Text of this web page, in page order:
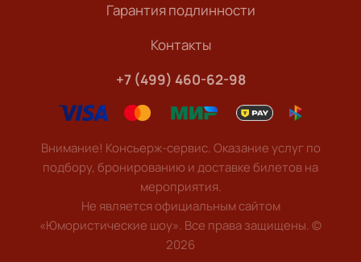
Гарантия подлинности
Контакты
+7 (499) 460-62-98
Внимание! Консьерж-сервис. Оказание услуг по
подбору, бронированию и доставке билетов на
мероприятия.
Не является официальным сайтом
«Юмористические шоу». Все права защищены.©
2026